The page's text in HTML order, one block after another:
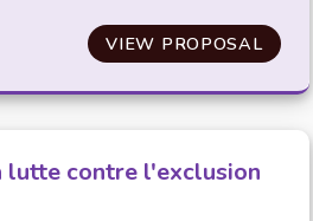
VIEW PROPOSAL
contre l'exclusion